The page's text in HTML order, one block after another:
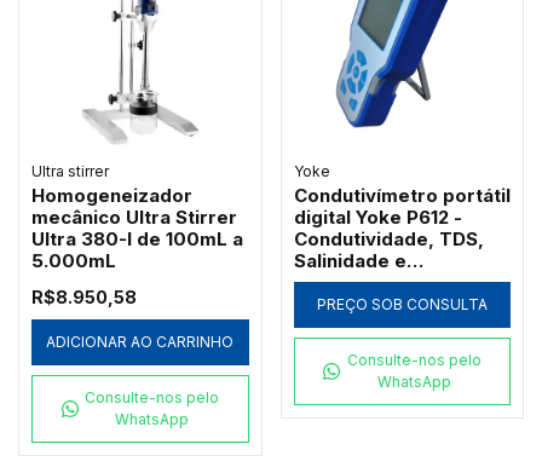
Ultra stirrer
Homogeneizador
mecânico Ultra Stirrer
Ultra 380-I de 100mL a
5.000mL
R$8.950,58
ADICIONAR AO CARRINHO
Consulte-nos pelo
WhatsApp
Yoke
Condutivímetro portátil
digital Yoke P612 -
Condutividade, TDS,
Salinidade e
Resistividade
PREÇO SOB CONSULTA
Consulte-nos pelo
WhatsApp